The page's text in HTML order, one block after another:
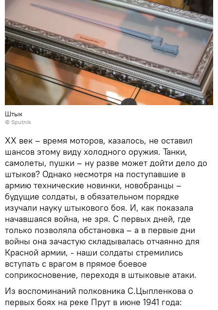
Штык
© Sputnik
XX век – время моторов, казалось, не оставил
шансов этому виду холодного оружия. Танки,
самолеты, пушки – ну разве может дойти дело до
штыков? Однако несмотря на поступавшие в
армию технические новинки, новобранцы –
будущие солдаты, в обязательном порядке
изучали науку штыкового боя. И, как показала
начавшаяся война, не зря. С первых дней, где
только позволяла обстановка – а в первые дни
войны она зачастую складывалась отчаянно для
Красной армии, - наши солдаты стремились
вступать с врагом в прямое боевое
соприкосновение, переходя в штыковые атаки.
Из воспоминаний полковника С.Цыпленкова о
первых боях на реке Прут в июне 1941 года: